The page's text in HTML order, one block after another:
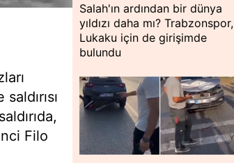
Filo
Salah'ın ardından bir dünya
yıldızı daha mı? Trabzonspor,
Lukaku için de girişimde
bulundu